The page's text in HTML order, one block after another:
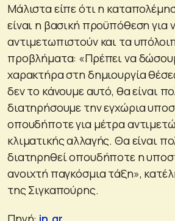
Μάλιστα είπε ότι η
είναι η βασική προϋπόθεση για
αντιμετωπιστούν και τα
προβλήματα: «Πρέπει να
χαρακτήρα στη δημιουργία
δεν το κάνουμε αυτό, θα είναι
διατηρήσουμε την εγχώρια
οπουδήποτε για μέτρα
κλιματικής αλλαγής. Θα είναι
διατηρηθεί οπουδήποτε η
ανοιχτή παγκόσμια τάξη»,
της Σιγκαπούρης.